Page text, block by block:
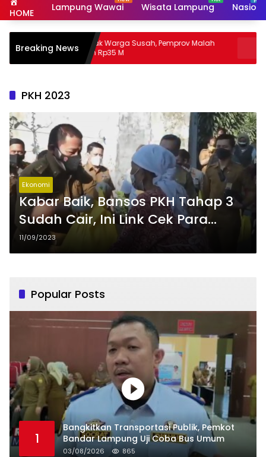
HOME Lampung Wawai Wisata Lampung
Breaking News
Banyak Warga Susah, Pemprov Malah
Hibah Rp35 M
PKH 2023
Ekonomi
Kabar Baik, Bansos PKH Tahap 3
Sudah Cair, Ini Link Cek Para
Penerima
11/09/2023
Popular Posts
1
Bangkitkan Transportasi Publik, Pemkot
Bandar Lampung Uji Coba Bus Umum
03/08/2026 865